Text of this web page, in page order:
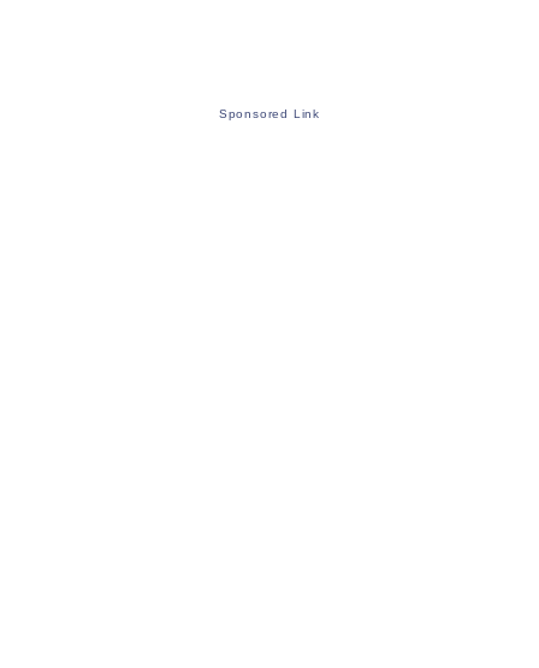
Sponsored Link